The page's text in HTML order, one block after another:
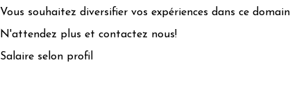
Vous souhaitez diversifier vos expériences dans ce
N'attendez plus et contactez nous!
Salaire selon profil